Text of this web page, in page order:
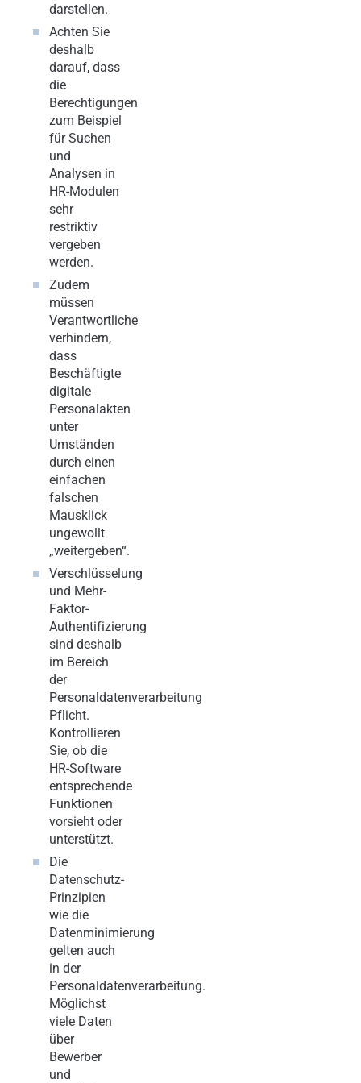
darstellen.
Achten Sie
deshalb
darauf, dass
die
Berechtigungen
zum Beispiel
für Suchen
und
Analysen in
HR-Modulen
sehr
restriktiv
vergeben
werden.
Zudem
müssen
Verantwortliche
verhindern,
dass
Beschäftigte
digitale
Personalakten
unter
Umständen
durch einen
einfachen
falschen
Mausklick
ungewollt
„weitergeben“.
Verschlüsselung
und Mehr-
Faktor-
Authentifizierung
sind deshalb
im Bereich
der
Personaldatenverarbeitung
Pflicht.
Kontrollieren
Sie, ob die
HR-Software
entsprechende
Funktionen
vorsieht oder
unterstützt.
Die
Datenschutz-
Prinzipien
wie die
Datenminimierung
gelten auch
in der
Personaldatenverarbeitung.
Möglichst
viele Daten
über
Bewerber
und